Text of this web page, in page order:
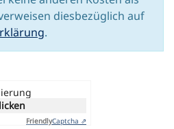
diesbezüglich auf
.
FriendlyCaptcha ⇗